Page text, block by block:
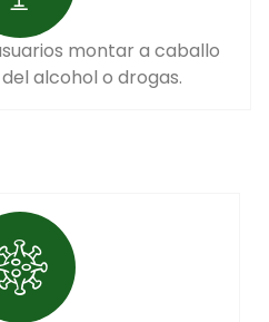
montar a caballo
alcohol o drogas.